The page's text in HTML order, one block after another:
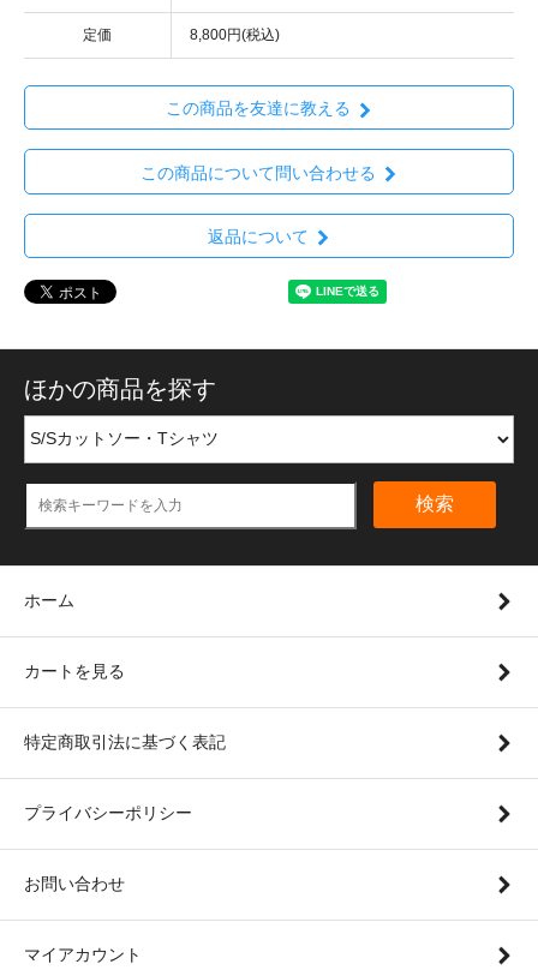
定価 8,800円(税込)
この商品を友達に教える
この商品について問い合わせる
返品について
ほかの商品を探す
検索
ホーム
カートを見る
特定商取引法に基づく表記
プライバシーポリシー
お問い合わせ
マイアカウント